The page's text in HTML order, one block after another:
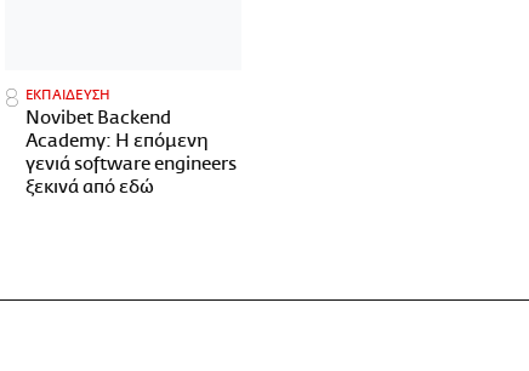
ΕΚΠΑΙΔΕΥΣΗ
Novibet Backend
Academy: Η επόμενη
γενιά software engineers
ξεκινά από εδώ